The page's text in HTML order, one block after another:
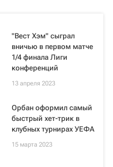
"Вест Хэм" сыграл
вничью в первом матче
1/4 финала Лиги
конференций
13 апреля 2023
Орбан оформил самый
быстрый хет-трик в
клубных турнирах УЕФА
15 марта 2023